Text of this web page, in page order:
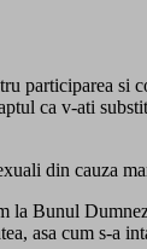
participarea
ca v-ati
din cauza
Bunul
asa cum s-a